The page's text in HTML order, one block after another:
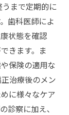
まで定期的に
歯科医師によ
状態を確認
きます。ま
保険の適用な
治療後のメン
に様々なケア
診察に加え、